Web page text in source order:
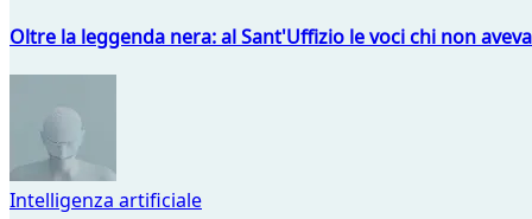
Oltre la leggenda nera: al Sant'Uffizio le voci chi non
Intelligenza artificiale